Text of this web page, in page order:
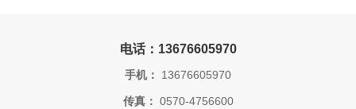
电话：13676605970
手机： 13676605970
传真： 0570-4756600